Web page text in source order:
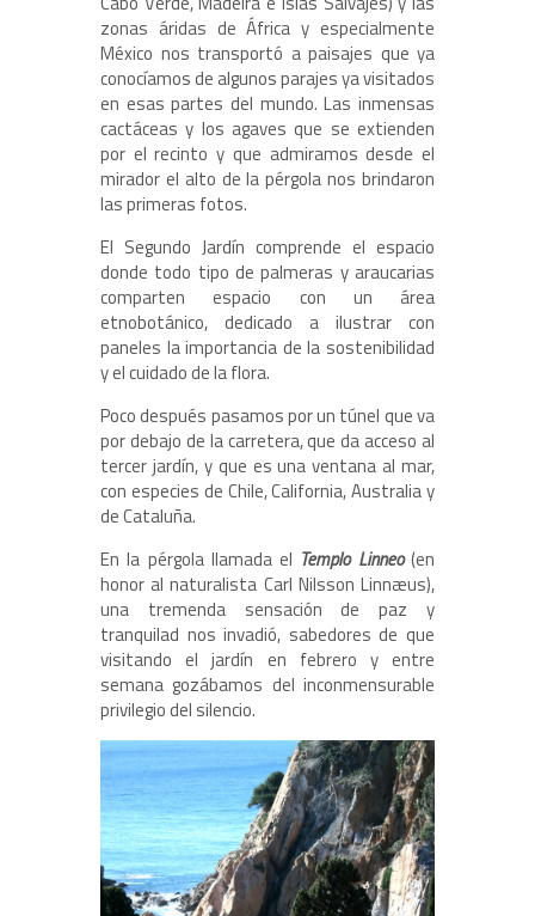
zonas áridas de África y especialmente
México nos transportó a paisajes que ya
conocíamos de algunos parajes ya visitados
en esas partes del mundo. Las inmensas
cactáceas y los agaves que se extienden
por el recinto y que admiramos desde el
mirador el alto de la pérgola nos brindaron
las primeras fotos.
El Segundo Jardín comprende el espacio
donde todo tipo de palmeras y araucarias
comparten espacio con un área
etnobotánico, dedicado a ilustrar con
paneles la importancia de la sostenibilidad
y el cuidado de la flora.
Poco después pasamos por un túnel que va
por debajo de la carretera, que da acceso al
tercer jardín, y que es una ventana al mar,
con especies de Chile, California, Australia y
de Cataluña.
En la pérgola llamada el Templo Linneo(en
honor al naturalista Carl Nilsson Linnæus),
una tremenda sensación de paz y
tranquilad nos invadió, sabedores de que
visitando el jardín en febrero y entre
semana gozábamos del inconmensurable
privilegio del silencio.